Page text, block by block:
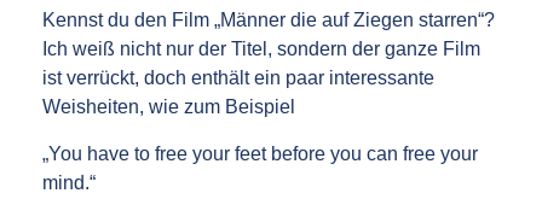
Kennst du den Film „Männer die auf Ziegen starren“?
Ich weiß nicht nur der Titel, sondern der ganze Film
ist verrückt, doch enthält ein paar interessante
Weisheiten, wie zum Beispiel
„You have to free your feet before you can free your
mind.“